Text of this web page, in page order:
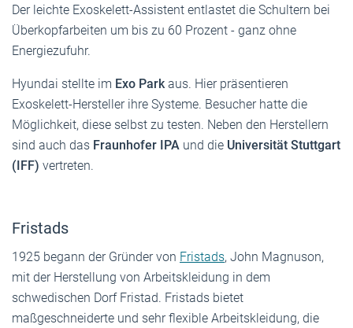
Der leichte Exoskelett-Assistent entlastet die Schultern bei
Überkopfarbeiten um bis zu 60 Prozent - ganz ohne
Energiezufuhr.
Hyundai stellte im Exo Parkaus. Hier präsentieren
Exoskelett-Hersteller ihre Systeme. Besucher hatte die
Möglichkeit, diese selbst zu testen. Neben den Herstellern
sind auch das Fraunhofer IPA und die Universität Stuttgart
(IFF) vertreten.
Fristads
1925 begann der Gründer von Fristads, John Magnuson,
mit der Herstellung von Arbeitskleidung in dem
schwedischen Dorf Fristad. Fristads bietet
maßgeschneiderte und sehr flexible Arbeitskleidung, die